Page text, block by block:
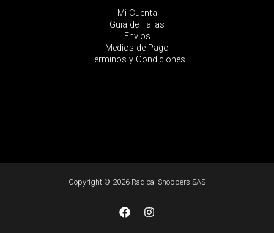
Mi Cuenta
Guia de Tallas
Envios
Medios de Pago
Términos y Condiciones
Copyright © 2026 Radical Shoppers SAS